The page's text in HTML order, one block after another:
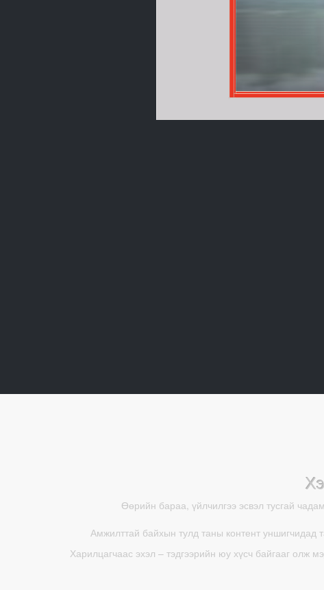
Өөрийн бараа, үйлчилгээ эсвэл тусгай
Амжилттай байхын тулд таны контент уншигчидад
Харилцагчаас эхэл – тэдгээрийн юу хүсч байгааг олж